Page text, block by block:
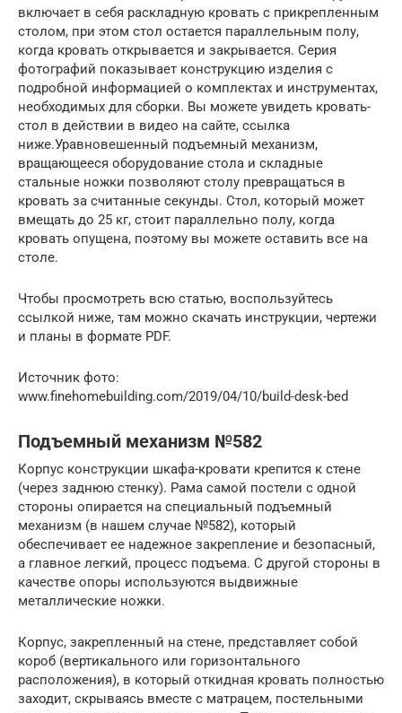
включает в себя раскладную кровать с прикрепленным
столом, при этом стол остается параллельным полу,
когда кровать открывается и закрывается. Серия
фотографий показывает конструкцию изделия с
подробной информацией о комплектах и инструментах,
необходимых для сборки. Вы можете увидеть кровать-
стол в действии в видео на сайте, ссылка
ниже.Уравновешенный подъемный механизм,
вращающееся оборудование стола и складные
стальные ножки позволяют столу превращаться в
кровать за считанные секунды. Стол, который может
вмещать до 25 кг, стоит параллельно полу, когда
кровать опущена, поэтому вы можете оставить все на
столе.
Чтобы просмотреть всю статью, воспользуйтесь
ссылкой ниже, там можно скачать инструкции, чертежи
и планы в формате PDF.
Источник фото:
www.finehomebuilding.com/2019/04/10/build-desk-bed
Подъемный механизм №582
Корпус конструкции шкафа-кровати крепится к стене
(через заднюю стенку). Рама самой постели с одной
стороны опирается на специальный подъемный
механизм (в нашем случае №582), который
обеспечивает ее надежное закрепление и безопасный,
а главное легкий, процесс подъема. С другой стороны в
качестве опоры используются выдвижные
металлические ножки.
Корпус, закрепленный на стене, представляет собой
короб (вертикального или горизонтального
расположения), в который откидная кровать полностью
заходит, скрываясь вместе с матрацем, постельными